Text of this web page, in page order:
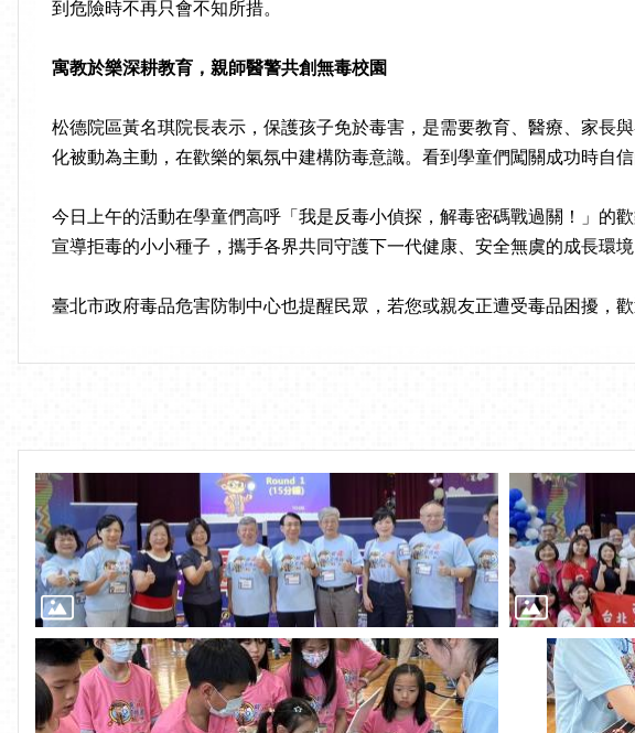
到危險時不再只會不知所措。
寓教於樂深耕教育，親師醫警共創無毒校園
松德院區黃名琪院長表示，保護孩子免於毒害，是需要教育、醫療、家長
化被動為主動，在歡樂的氣氛中建構防毒意識。看到學童們闖關成功時自
今日上午的活動在學童們高呼「我是反毒小偵探，解毒密碼戰過關！」的
宣導拒毒的小小種子，攜手各界共同守護下一代健康、安全無虞的成長環境
臺北市政府毒品危害防制中心也提醒民眾，若您或親友正遭受毒品困擾，